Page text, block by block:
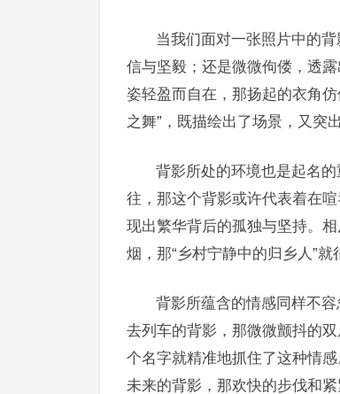
当我们面对一张照片中的
信与坚毅；还是微微佝偻，透
姿轻盈而自在，那扬起的衣角
之舞”，既描绘出了场景，又突
背影所处的环境也是起名
往，那这个背影或许代表着在
现出繁华背后的孤独与坚持。
烟，那“乡村宁静中的归乡人”
背影所蕴含的情感同样不
去列车的背影，那微微颤抖的
个名字就精准地抓住了这种情
未来的背影，那欢快的步伐和